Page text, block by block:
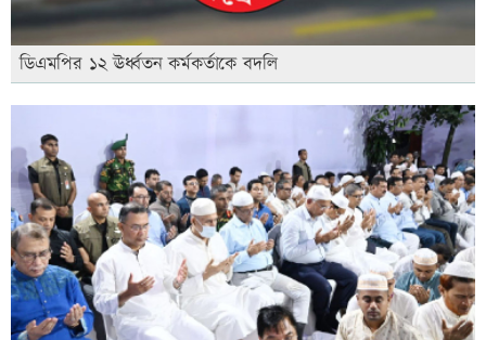
ডিএমপির ১২ ঊর্ধ্বতন কর্মকর্তাকে বদলি